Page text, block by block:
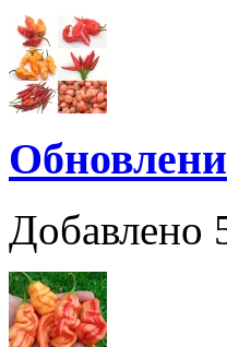
Добавлено